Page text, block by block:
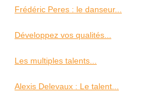
Frédéric Peres : le danseur...
Développez vos qualités...
Les multiples talents...
Alexis Delevaux : Le talent...